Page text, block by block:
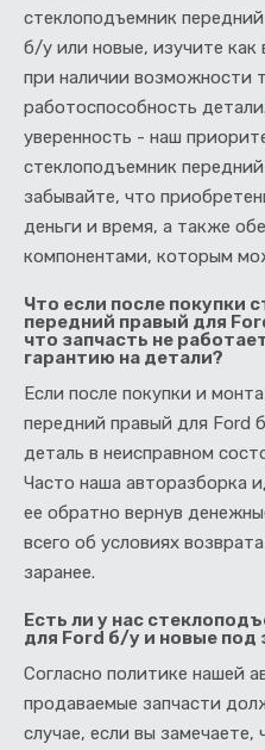
стеклоподъемник
б/у или новые, изучите как
при наличии возможности
работоспособность
уверенность - наш
стеклоподъемник
забывайте, что
деньги и время, а также
компонентами, которым
Что если после покупки
передний правый для
что запчасть не
гарантию на детали?
Если после покупки и
передний правый для Ford
деталь в неисправном
Часто наша авторазборка
ее обратно вернув
всего об условиях
заранее.
Есть ли у нас
для Ford б/у и новые под
Согласно политике нашей
продаваемые запчасти
случае, если вы замечаете,